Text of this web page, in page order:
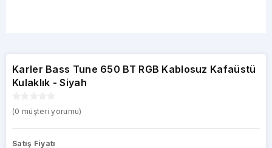
Karler Bass Tune 650 BT RGB Kablosuz Kafaüstü
Kulaklık - Siyah
(0 müşteri yorumu)
Satış Fiyatı